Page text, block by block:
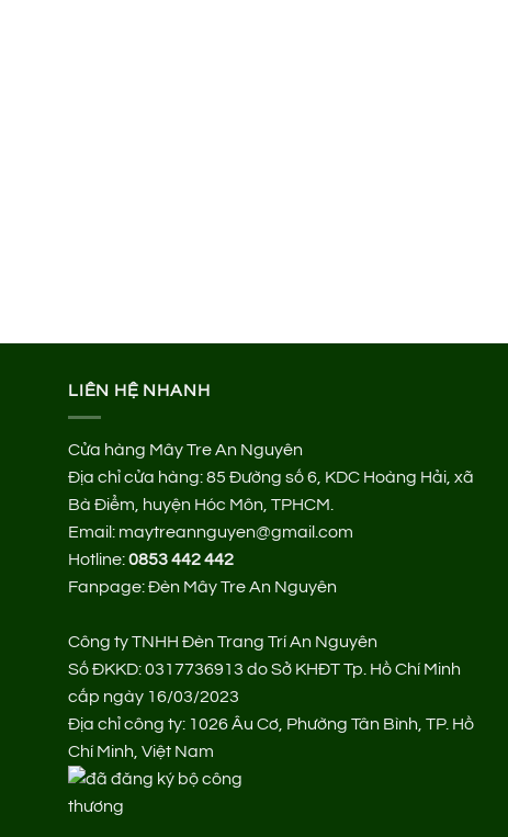
LIÊN HỆ NHANH
Cửa hàng Mây Tre An Nguyên
Địa chỉ cửa hàng:85 Đường số 6, KDC Hoàng Hải, xã
Bà Điểm, huyện Hóc Môn, TPHCM.
Email: maytreannguyen@gmail.com
Hotline:0853 442 442
Fanpage:Đèn Mây Tre An Nguyên
Công ty TNHH Đèn Trang Trí An Nguyên
Số ĐKKD: 0317736913 do Sở KHĐT Tp. Hồ Chí Minh
cấp ngày 16/03/2023
Địa chỉ công ty: 1026 Âu Cơ, Phường Tân Bình, TP. Hồ
Chí Minh, Việt Nam